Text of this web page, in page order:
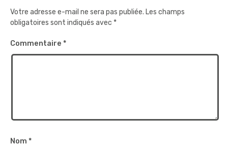
Votre adresse e-mail ne sera pas publiée. Les champs
obligatoires sont indiqués avec *
Commentaire *
Nom *